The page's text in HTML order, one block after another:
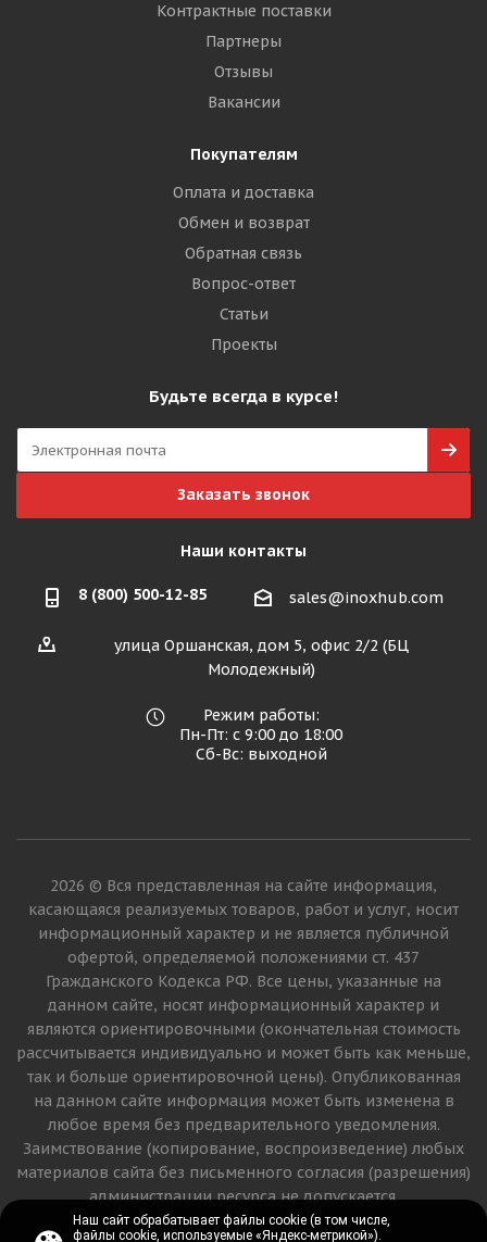
Контрактные поставки
Партнеры
Отзывы
Вакансии
Покупателям
Оплата и доставка
Обмен и возврат
Обратная связь
Вопрос-ответ
Статьи
Проекты
Будьте всегда в курсе!
Заказать звонок
Наши контакты
8 (800) 500-12-85 sales@inoxhub.com
улица Оршанская, дом 5, офис 2/2 (БЦ
Молодежный)
Режим работы:
Пн-Пт: с 9:00 до 18:00
Сб-Вс: выходной
2026 © Вся представленная на сайте информация,
касающаяся реализуемых товаров, работ и услуг, носит
информационный характер и не является публичной
офертой, определяемой положениями ст. 437
Гражданского Кодекса РФ. Все цены, указанные на
данном сайте, носят информационный характер и
являются ориентировочными (окончательная стоимость
рассчитывается индивидуально и может быть как меньше,
так и больше ориентировочной цены). Опубликованная
на данном сайте информация может быть изменена в
любое время без предварительного уведомления.
Заимствование (копирование, воспроизведение) любых
материалов сайта без письменного согласия (разрешения)
администрации ресурса не допускается.
Наш сайт обрабатывает файлы cookie (в том числе,
файлы cookie, используемые «Яндекс-метрикой»).
Наш сайт обрабатывает файлы cookie (в том числе,
файлы cookie, используемые «Яндекс-метрикой»).